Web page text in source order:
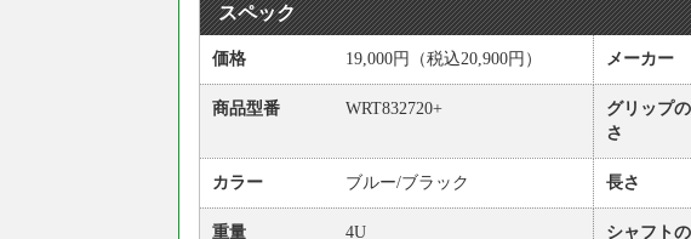
スペック
価格 19,000円（税込20,900円） メーカー
商品型番 WRT832720+
グリップ
さ
カラー ブルー/ブラック 長さ
重量 4U
シャフト